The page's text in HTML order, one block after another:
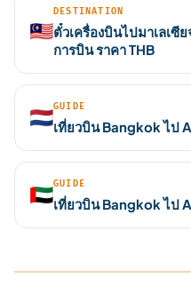
🇲🇾
DESTINATION
ตั๋วเครื่องบินไปมาเลเซี
การบิน ราคา THB
🇳🇱GUIDE
เที่ยวบิน Bangkok ไป
🇦🇪GUIDE
เที่ยวบิน Bangkok ไป